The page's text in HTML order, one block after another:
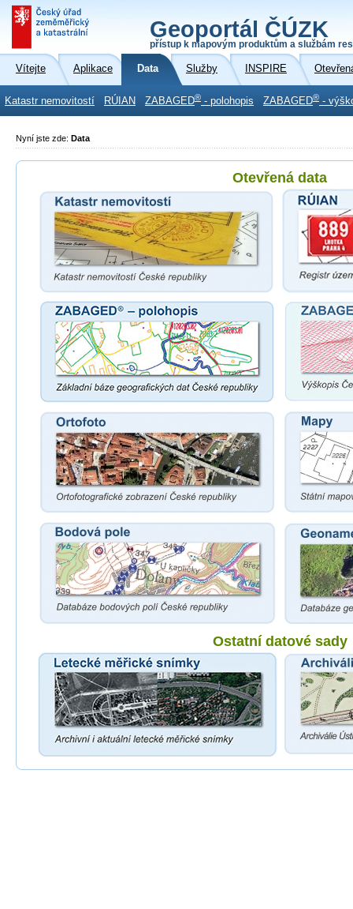
Geoportál ČÚZK
přístup k mapovým produktům a službám
Vítejte Aplikace Data Služby INSPIRE
Katastr nemovitostí RÚIAN ZABAGED® - polohopis ZABAGED® -
Nyní jste zde: Data
Otevřená data
Ostatní datové sady